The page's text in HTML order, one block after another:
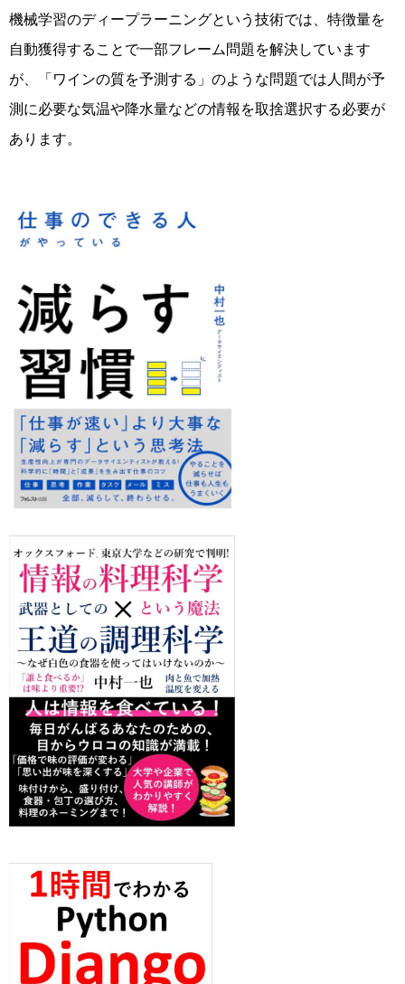
機械学習のディープラーニングという技術では、特徴量を
自動獲得することで一部フレーム問題を解決しています
が、「ワインの質を予測する」のような問題では人間が予
測に必要な気温や降水量などの情報を取捨選択する必要が
あります。